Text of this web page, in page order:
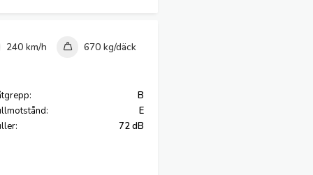
240 km/h 670 kg/däck
B
E
72 dB